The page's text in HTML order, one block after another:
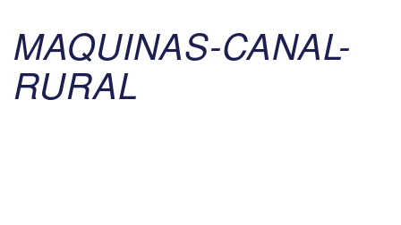
MAQUINAS-CANAL-
RURAL